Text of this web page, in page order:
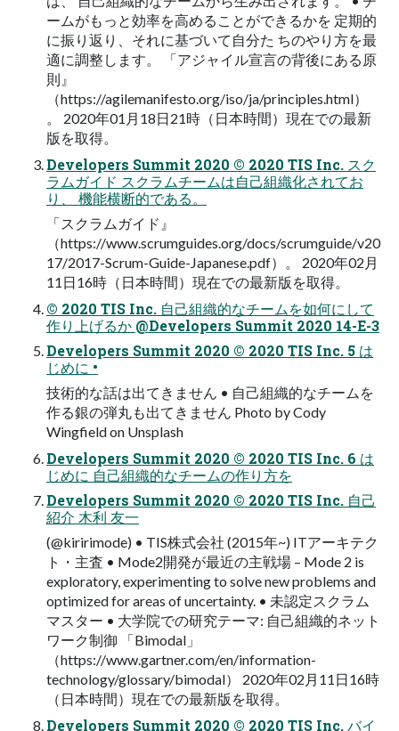
ームがもっと効率を高めることができるかを 定期的
に振り返り、それに基づいて自分た ちのやり方を最
適に調整します。 「アジャイル宣言の背後にある原
則』
（https://agilemanifesto.org/iso/ja/principles.html）
。 2020年01月18日21時（日本時間）現在での最新
版を取得。
Developers Summit 2020 © 2020 TIS Inc. スク
ラムガイド スクラムチームは自己組織化されてお
り、 機能横断的である。
「スクラムガイド』
（https://www.scrumguides.org/docs/scrumguide/v20
17/2017-Scrum-Guide-Japanese.pdf）。 2020年02月
11日16時（日本時間）現在での最新版を取得。
© 2020 TIS Inc. 自己組織的なチームを如何にして
作り上げるか @Developers Summit 2020 14-E-3
Developers Summit 2020 © 2020 TIS Inc. 5 は
じめに •
技術的な話は出てきません • 自己組織的なチームを
作る銀の弾丸も出てきません Photo by Cody
Wingfield on Unsplash
Developers Summit 2020 © 2020 TIS Inc. 6 は
じめに 自己組織的なチームの作り方を
Developers Summit 2020 © 2020 TIS Inc. 自己
紹介 木利 友一
(@kiririmode) • TIS株式会社 (2015年~) ITアーキテク
ト・主査 • Mode2開発が最近の主戦場 – Mode 2 is
exploratory, experimenting to solve new problems and
optimized for areas of uncertainty. • 未認定スクラム
マスター • 大学院での研究テーマ: 自己組織的ネット
ワーク制御 「Bimodal」
（https://www.gartner.com/en/information-
technology/glossary/bimodal） 2020年02月11日16時
（日本時間）現在での最新版を取得。
Developers Summit 2020 © 2020 TIS Inc. バイ